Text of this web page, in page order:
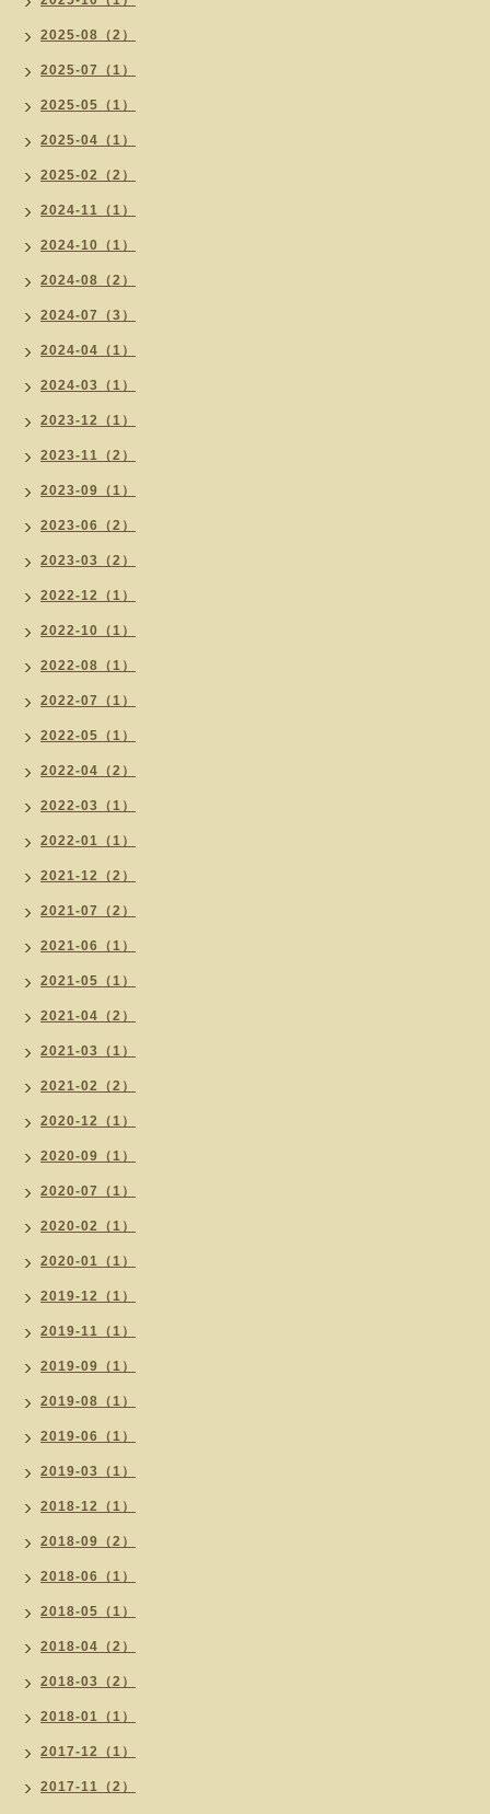
2025-08（2）
2025-07（1）
2025-05（1）
2025-04（1）
2025-02（2）
2024-11（1）
2024-10（1）
2024-08（2）
2024-07（3）
2024-04（1）
2024-03（1）
2023-12（1）
2023-11（2）
2023-09（1）
2023-06（2）
2023-03（2）
2022-12（1）
2022-10（1）
2022-08（1）
2022-07（1）
2022-05（1）
2022-04（2）
2022-03（1）
2022-01（1）
2021-12（2）
2021-07（2）
2021-06（1）
2021-05（1）
2021-04（2）
2021-03（1）
2021-02（2）
2020-12（1）
2020-09（1）
2020-07（1）
2020-02（1）
2020-01（1）
2019-12（1）
2019-11（1）
2019-09（1）
2019-08（1）
2019-06（1）
2019-03（1）
2018-12（1）
2018-09（2）
2018-06（1）
2018-05（1）
2018-04（2）
2018-03（2）
2018-01（1）
2017-12（1）
2017-11（2）